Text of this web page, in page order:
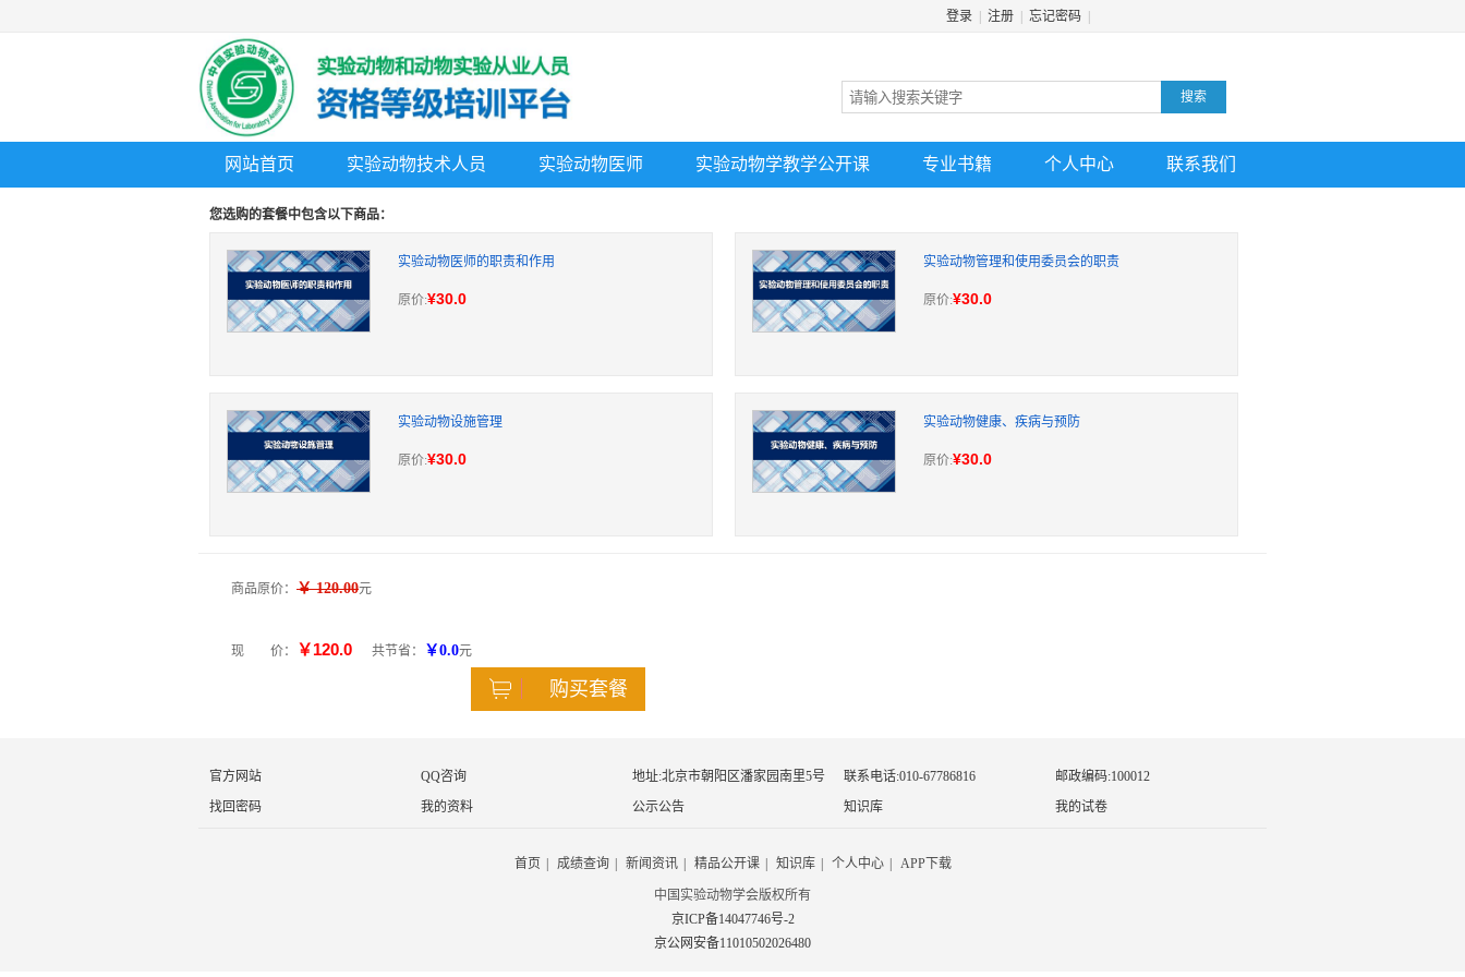
登录 注册 忘记密码
搜索
网站首页 实验动物技术人员 实验动物医师 实验动物学教学公开课 专业书籍 个人中心 联系我们
您选购的套餐中包含以下商品：
实验动物医师的职责和作用
原价:¥30.0
实验动物管理和使用委员会的职责
原价:¥30.0
实验动物设施管理
原价:¥30.0
实验动物健康、疾病与预防
原价:¥30.0
商品原价： ￥ 120.00元
现 价： ￥120.0 共节省： ￥0.0元
购买套餐
官方网站 QQ咨询 地址:北京市朝阳区潘家园南里5号 联系电话:010-67786816
邮政编码:100012
找回密码
我的资料 公示公告 知识库 我的试卷
首页 成绩查询 新闻资讯 精品公开课 知识库 个人中心 APP下载
中国实验动物学会版权所有
京ICP备14047746号-2
京公网安备11010502026480